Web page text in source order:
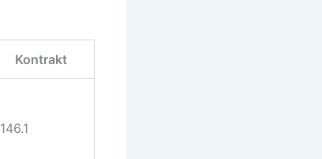
Kontrakt
146.1